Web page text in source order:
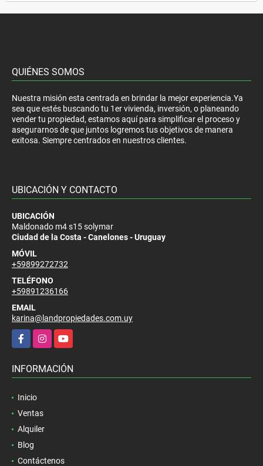
QUIÉNES SOMOS
Nuestra misión esta centrada en brindar la mejor experiencia.Ya
sea que estés buscando tu 1er vivienda, inversión, o planeando
vender tu propiedad, estamos aquí para simplificar el proceso y
asegurarnos de que juntos logremos tus objetivos de manera
exitosa. Siempre centrados en nuestros clientes.
UBICACIÓN Y CONTACTO
UBICACIÓN
Maldonado m4 s15 solymar
Ciudad de la Costa - Canelones - Uruguay
MÓVIL
+59899272732
TELÉFONO
+59891236166
EMAIL
karina@landpropiedades.com.uy
FacebookInstagramYouTube
INFORMACIÓN
Inicio
Ventas
Alquiler
Blog
Contáctenos